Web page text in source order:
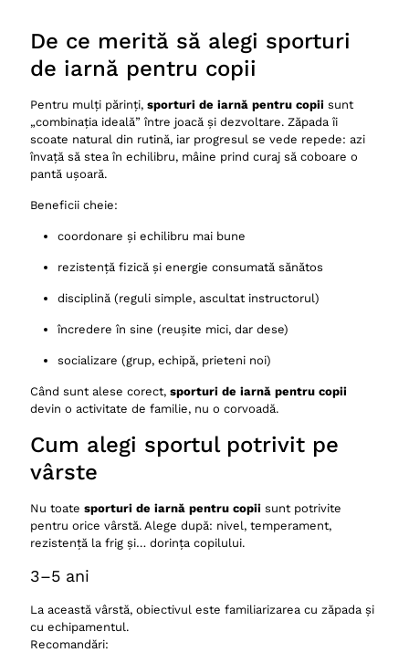
Concluzie
Sporturi de iarnă pentru copii ski, snowboard și
alternative
De ce merită să alegi sporturi
de iarnă pentru copii
Pentru mulți părinți, sporturi de iarnă pentru copii sunt
„combinația ideală” între joacă și dezvoltare. Zăpada îi
scoate natural din rutină, iar progresul se vede repede: azi
învață să stea în echilibru, mâine prind curaj să coboare o
pantă ușoară.
Beneficii cheie:
coordonare și echilibru mai bune
rezistență fizică și energie consumată sănătos
disciplină (reguli simple, ascultat instructorul)
încredere în sine (reușite mici, dar dese)
socializare (grup, echipă, prieteni noi)
Când sunt alese corect, sporturi de iarnă pentru copii
devin o activitate de familie, nu o corvoadă.
Cum alegi sportul potrivit pe
vârste
Nu toate sporturi de iarnă pentru copii sunt potrivite
pentru orice vârstă. Alege după: nivel, temperament,
rezistență la frig și… dorința copilului.
3–5 ani
La această vârstă, obiectivul este familiarizarea cu zăpada și
cu echipamentul.
Recomandări: